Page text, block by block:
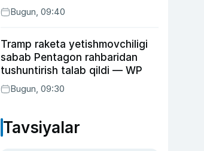
huquqbuzarlik aniqlandi
Bugun, 09:40
Tramp raketa yetishmovchiligi
sabab Pentagon rahbaridan
tushuntirish talab qildi — WP
Bugun, 09:30
Tavsiyalar